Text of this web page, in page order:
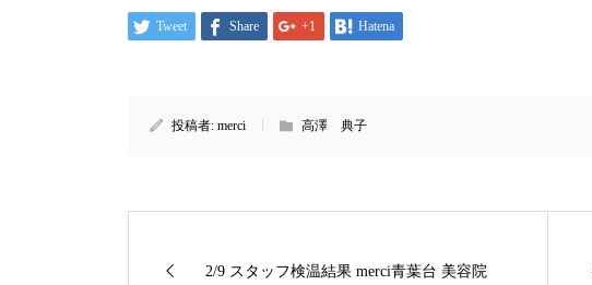
Tweet Share +1 Hatena
投稿者: merci 高澤 典子
2/9 スタッフ検温結果 merci青葉台 美容院